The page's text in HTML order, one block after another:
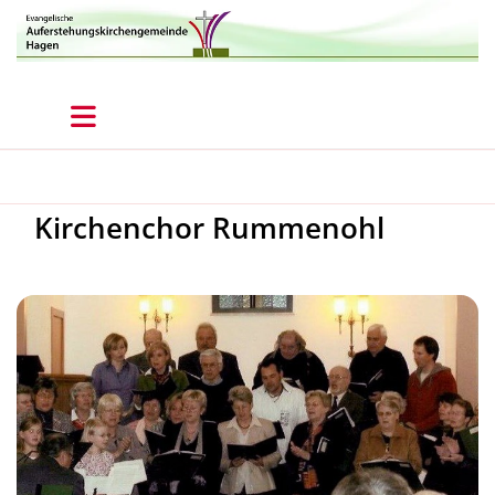
Kirchenchor Rummenohl